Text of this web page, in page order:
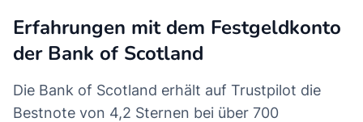
Erfahrungen mit dem Festgeldkonto
der Bank of Scotland
Die Bank of Scotland erhält auf Trustpilot die
Bestnote von 4,2 Sternen bei über 700